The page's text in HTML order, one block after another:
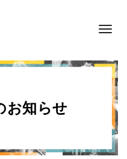
Toggle
お知らせ